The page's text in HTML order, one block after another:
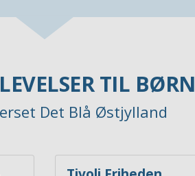
TIL BØRN
Det Blå Østjylland